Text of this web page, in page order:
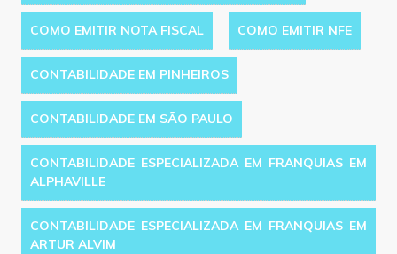
COMO EMITIR NOTA FISCAL COMO EMITIR NFE
CONTABILIDADE EM PINHEIROS
CONTABILIDADE EM SÃO PAULO
CONTABILIDADE ESPECIALIZADA EM FRANQUIAS EM
ALPHAVILLE
CONTABILIDADE ESPECIALIZADA EM FRANQUIAS EM
ARTUR ALVIM